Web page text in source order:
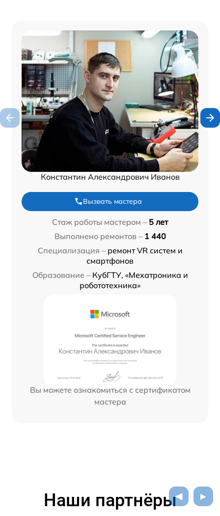
Константин Александрович Иванов
Вызвать мастера
Стаж работы мастером – 5 лет
Выполнено ремонтов – 1 440
Специализация – ремонт VR систем и
смартфонов
Образование – КубГТУ, «Мехатроника и
робототехника»
Вы можете ознакомиться с сертификатом
мастера
Наши партнёры